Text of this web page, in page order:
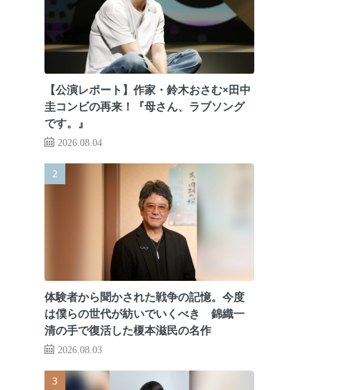
【公演レポート】作家・鈴木おさむ×田中
圭コンビの再来！『母さん、ラブソング
です。』
2026.08.04
体験者から聞かされた戦争の記憶。今度
は僕らの世代が紡いでいくべき 錦織一
清の手で復活した榎本滋民の名作
2026.08.03